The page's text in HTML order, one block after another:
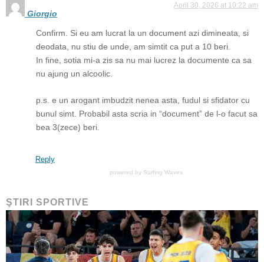
Giorgio
April 30, 2026 at 10:22 am
Confirm. Si eu am lucrat la un document azi dimineata, si
deodata, nu stiu de unde, am simtit ca put a 10 beri.
In fine, sotia mi-a zis sa nu mai lucrez la documente ca sa
nu ajung un alcoolic.
p.s. e un arogant imbudzit nenea asta, fudul si sfidator cu
bunul simt. Probabil asta scria in “document” de l-o facut sa
bea 3(zece) beri.
Reply
powered by Surfing Waves
ŞTIRI SPORTIVE